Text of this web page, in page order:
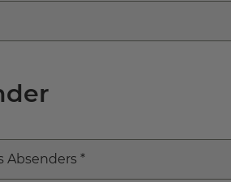
Absenders *